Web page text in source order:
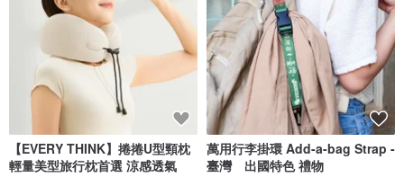
【EVERY THINK】捲捲U型頸枕
輕量美型旅行枕首選 涼感透氣
萬用行李掛環 Add-a-bag Strap -
臺灣 出國特色 禮物